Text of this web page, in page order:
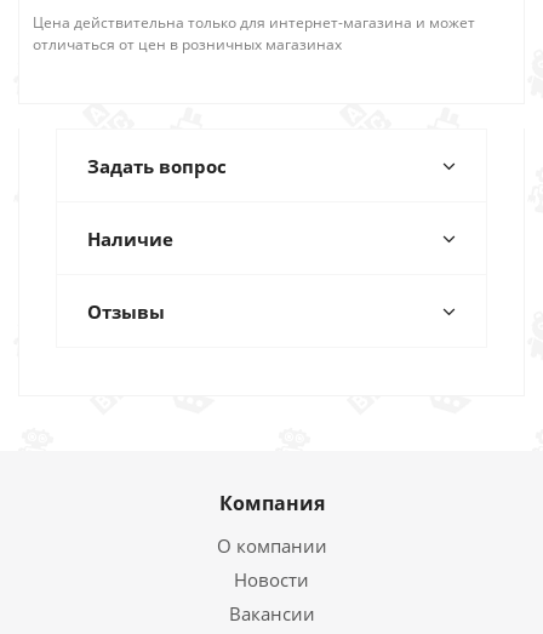
Цена действительна только для интернет-магазина и может
отличаться от цен в розничных магазинах
Задать вопрос
Наличие
Отзывы
Компания
О компании
Новости
Вакансии